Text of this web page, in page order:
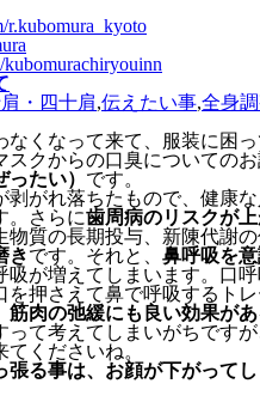
r.kubomura_kyoto
・四十肩,伝えたい事,全身
くなって来て、服装に困
クからの口臭についてのお
たい） です。
がれ落ちたもので、健康な
。さらに歯周病のリスクが
質の長期投与、新陳代謝
きです。それと、 鼻呼吸を
が増えてしまいます。口
押さえて鼻で呼吸するト
肉の弛緩にも良い効果が
て考えてしまいがちです
くださいね。
る事は、お顔が下がってし